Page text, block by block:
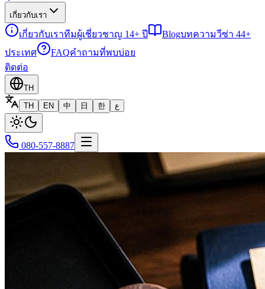
เกี่ยวกับเรา
เกี่ยวกับเราทีมผู้เชี่ยวชาญ 14+ ปี Blogบทความวีซ่า 44+
ประเทศ
FAQคำถามที่พบบ่อย
ติดต่อ
TH
TH
EN 中 日 한 ع
080-557-8887